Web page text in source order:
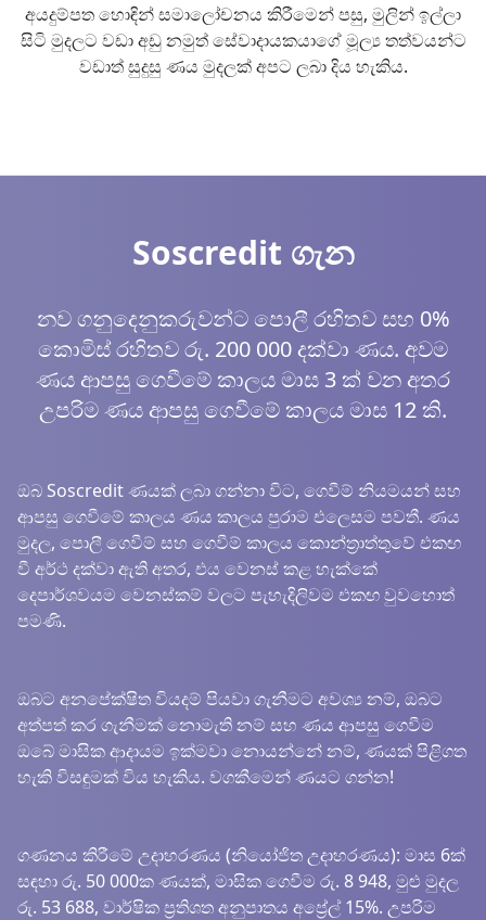
අයදුම්පත හොඳින් සමාලෝචනය කිරීමෙන් පසු, මුලින් ඉල්ලා
සිටි මුදලට වඩා අඩු නමුත් සේවාදායකයාගේ මූල්‍ය තත්වයන්ට
වඩාත් සුදුසු ණය මුදලක් අපට ලබා දිය හැකිය.
Soscredit ගැන
නව ගනුදෙනුකරුවන්ට පොලී රහිතව සහ 0%
කොමිස් රහිතව රු. 200 000 දක්වා ණය. අවම
ණය ආපසු ගෙවීමේ කාලය මාස 3 ක් වන අතර
උපරිම ණය ආපසු ගෙවීමේ කාලය මාස 12 කි.
ඔබ Soscredit ණයක් ලබා ගන්නා විට, ගෙවීම් නියමයන් සහ
ආපසු ගෙවීමේ කාලය ණය කාලය පුරාම එලෙසම පවතී. ණය
මුදල, පොලී ගෙවීම් සහ ගෙවීම් කාලය කොන්ත්‍රාත්තුවේ එකඟ
වී අර්ථ දක්වා ඇති අතර, එය වෙනස් කළ හැක්කේ
දෙපාර්ශවයම වෙනස්කම් වලට පැහැදිලිවම එකඟ වුවහොත්
පමණි.
ඔබට අනපේක්ෂිත වියදම් පියවා ගැනීමට අවශ්‍ය නම්, ඔබට
අත්පත් කර ගැනීමක් නොමැති නම් සහ ණය ආපසු ගෙවීම
ඔබේ මාසික ආදායම ඉක්මවා නොයන්නේ නම්, ණයක් පිළිගත
හැකි විසඳුමක් විය හැකිය. වගකීමෙන් ණයට ගන්න!
ගණනය කිරීමේ උදාහරණය (නියෝජිත උදාහරණය): මාස 6ක්
සඳහා රු. 50 000ක ණයක්, මාසික ගෙවීම රු. 8 948, මුළු මුදල
රු. 53 688, වාර්ෂික ප්‍රතිශත අනුපාතය අප්‍රේල් 15%. උපරිම